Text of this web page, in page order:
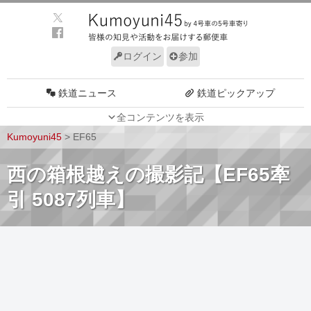
ログイン 参加
全コンテンツを表示
鉄道ニュース 鉄道ピックアップ
車両技術 路線探訪
ルール サイトについて
Kumoyuni45 > EF65
西の箱根越えの撮影記【EF65牽
引 5087列車】